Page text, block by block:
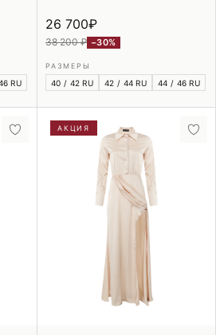
RU
26 700₽
38 200 ₽ −30%
РАЗМЕРЫ
40 / 42 RU 42 / 44 RU 44 / 46 RU
АКЦИЯ